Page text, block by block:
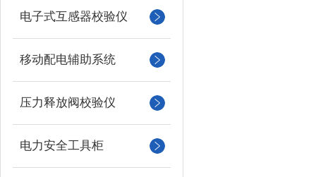
电子式互感器校验仪
移动配电辅助系统
压力释放阀校验仪
电力安全工具柜